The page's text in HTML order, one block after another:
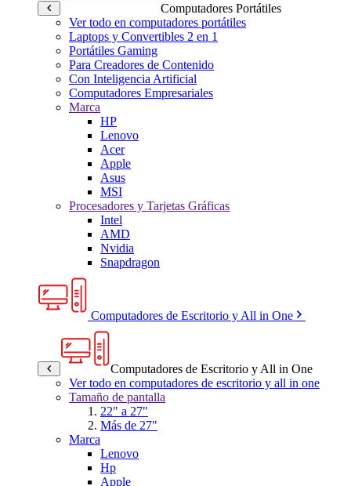
Computadores Portátiles
Ver todo en computadores portátiles
Laptops y Convertibles 2 en 1
Portátiles Gaming
Para Creadores de Contenido
Con Inteligencia Artificial
Computadores Empresariales
Marca
HP
Lenovo
Acer
Apple
Asus
MSI
Procesadores y Tarjetas Gráficas
Intel
AMD
Nvidia
Snapdragon
Computadores de Escritorio y All in One
Computadores de Escritorio y All in One
Ver todo en computadores de escritorio y all in one
Tamaño de pantalla
22" a 27"
Más de 27"
Marca
Lenovo
Hp
Apple